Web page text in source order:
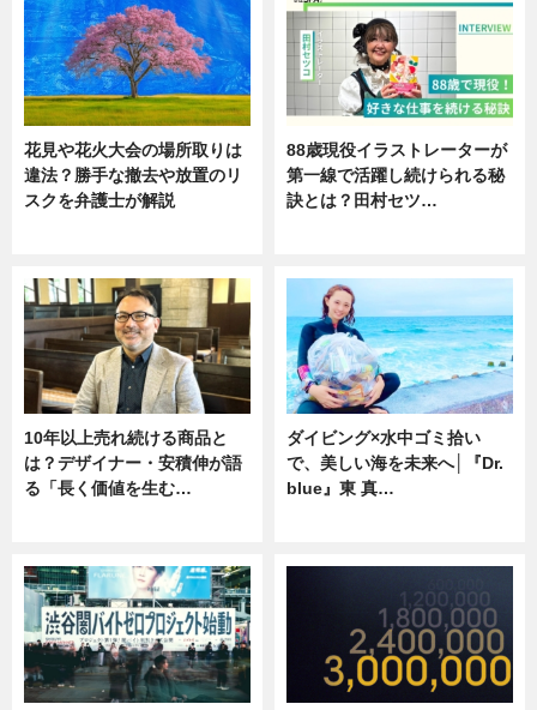
花見や花火大会の場所取りは
違法？勝手な撤去や放置のリ
スクを弁護士が解説
88歳現役イラストレーターが
第一線で活躍し続けられる秘
訣とは？田村セツ…
10年以上売れ続ける商品と
は？デザイナー・安積伸が語
る「長く価値を生む…
ダイビング×水中ゴミ拾い
で、美しい海を未来へ│『Dr.
blue』東 真…